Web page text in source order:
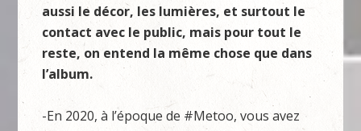
aussi le décor, les lumières, et surtout le
contact avec le public, mais pour tout le
reste, on entend la même chose que dans
l’album.
-En 2020, à l’époque de #Metoo, vous avez